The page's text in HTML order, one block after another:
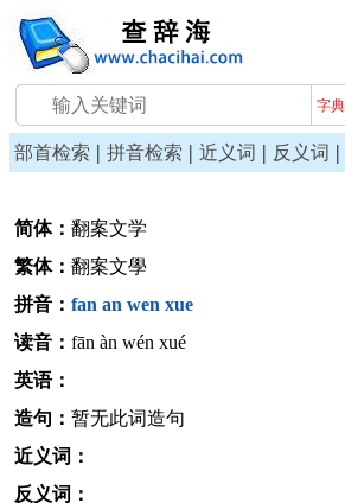
部首检索 | 拼音检索 | 近义词 | 反义词 |
简体： 翻案文学
繁体： 翻案文學
拼音： fan an wen xue
读音： fān àn wén xué
英语：
造句： 暂无此词造句
近义词：
反义词：